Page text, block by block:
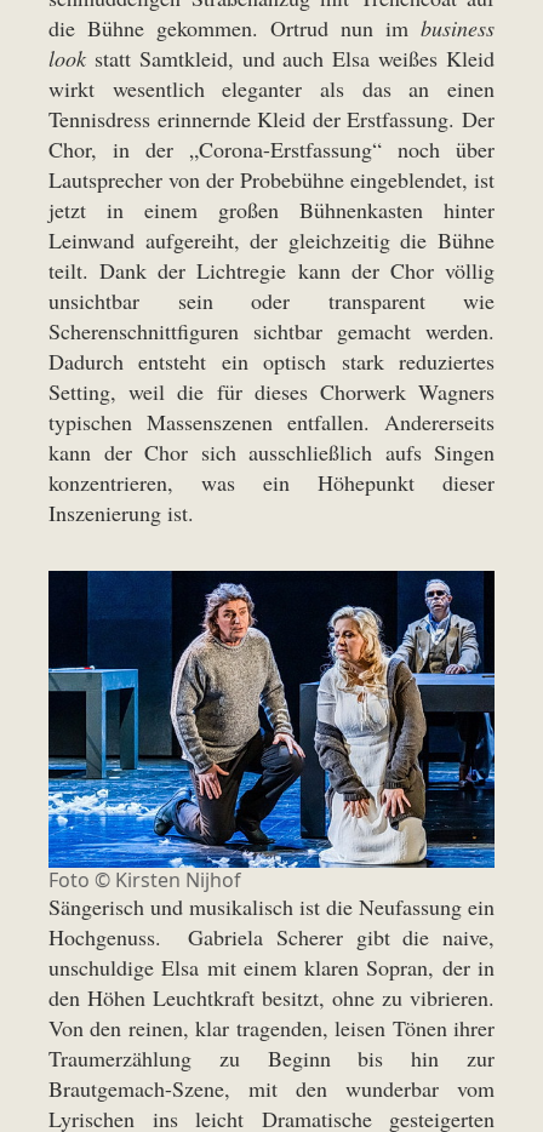
die Bühne gekommen. Ortrud nun im business
look statt Samtkleid, und auch Elsa weißes Kleid
wirkt wesentlich eleganter als das an einen
Tennisdress erinnernde Kleid der Erstfassung. Der
Chor, in der „Corona-Erstfassung“ noch über
Lautsprecher von der Probebühne eingeblendet, ist
jetzt in einem großen Bühnenkasten hinter
Leinwand aufgereiht, der gleichzeitig die Bühne
teilt. Dank der Lichtregie kann der Chor völlig
unsichtbar sein oder transparent wie
Scherenschnittfiguren sichtbar gemacht werden.
Dadurch entsteht ein optisch stark reduziertes
Setting, weil die für dieses Chorwerk Wagners
typischen Massenszenen entfallen. Andererseits
kann der Chor sich ausschließlich aufs Singen
konzentrieren, was ein Höhepunkt dieser
Inszenierung ist.
Foto © Kirsten Nijhof
Sängerisch und musikalisch ist die Neufassung ein
Hochgenuss. Gabriela Scherer gibt die naive,
unschuldige Elsa mit einem klaren Sopran, der in
den Höhen Leuchtkraft besitzt, ohne zu vibrieren.
Von den reinen, klar tragenden, leisen Tönen ihrer
Traumerzählung zu Beginn bis hin zur
Brautgemach-Szene, mit den wunderbar vom
Lyrischen ins leicht Dramatische gesteigerten